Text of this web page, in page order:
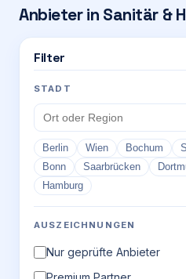
Anbieter in Sanitär &
Filter
STADT
Berlin Wien Bochum
Bonn
Saarbrücken
Hamburg
AUSZEICHNUNGEN
Nur geprüfte Anbieter